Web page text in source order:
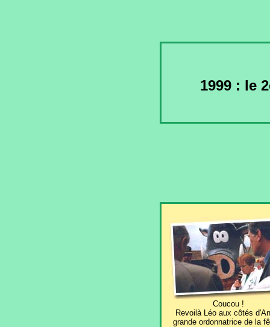
1999 : le
Coucou !
Revoilà Léo aux côtés
grande ordonnatrice de la